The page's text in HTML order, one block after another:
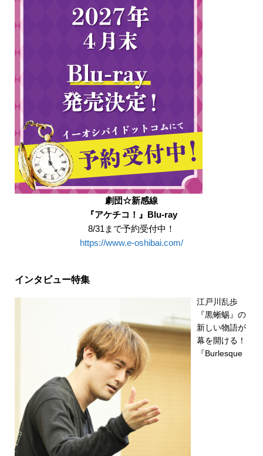
劇団☆新感線
『アケチコ！』Blu-ray
8/31まで予約受付中！
https://www.e-oshibai.com/
インタビュー特集
江戸川乱歩
『黒蜥蜴』の
新しい物語が
幕を開ける！
『Burlesque